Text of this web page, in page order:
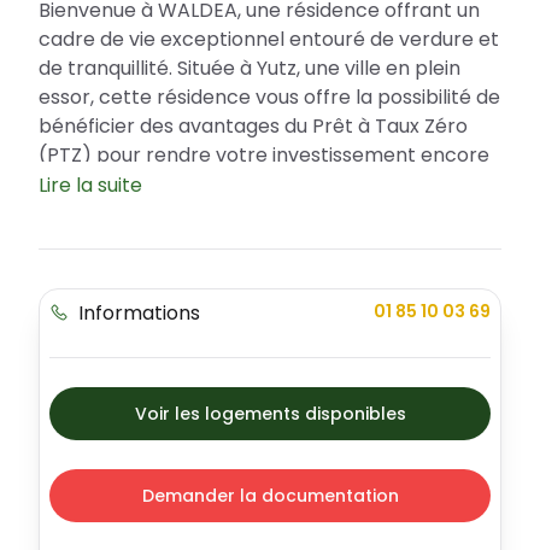
Bienvenue à WALDEA, une résidence offrant un
cadre de vie exceptionnel entouré de verdure et
de tranquillité. Située à Yutz, une ville en plein
essor, cette résidence vous offre la possibilité de
bénéficier des avantages du Prêt à Taux Zéro
(PTZ) pour rendre votre investissement encore
plus rentable. WALDEA symbolise l'alliance
esthétisme : vous y trouverez une sélection
espaces optimisés et de belles terrasses ou
balcons pour profiter de la sérénité
environnante.
Une localisation avantageuse pour un
quotidien facile et agréable
Choisir WALDEA, c'est choisir de vivre dans une
ville dynamique et à proximité des grandes
agglomérations. Yutz est une commune
Lire la suite
Informations 01 85 10 03 69
Voir les logements disponibles
Demander la documentation